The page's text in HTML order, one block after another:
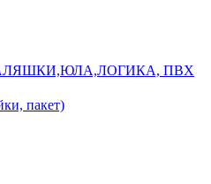
ПВХ
пакет)